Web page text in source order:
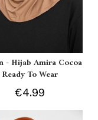
- Hijab Amira Cocoa
Ready To Wear
€4.99